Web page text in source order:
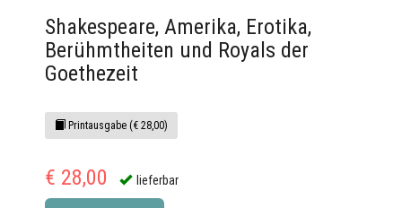
Shakespeare, Amerika, Erotika,
Berühmtheiten und Royals der
Goethezeit
Printausgabe (€ 28,00)
€ 28,00 lieferbar